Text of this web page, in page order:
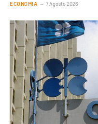
ECONOMIA 7 Agosto 2026